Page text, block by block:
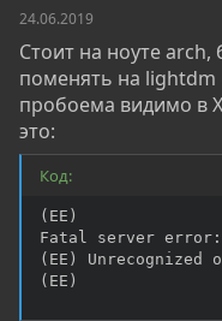
24.06.2019
Стоит на ноуте
поменять на lightdm
пробоема видимо в
это:
Код:
(EE)
Fatal server error:
(EE) Unrecognized
(EE)